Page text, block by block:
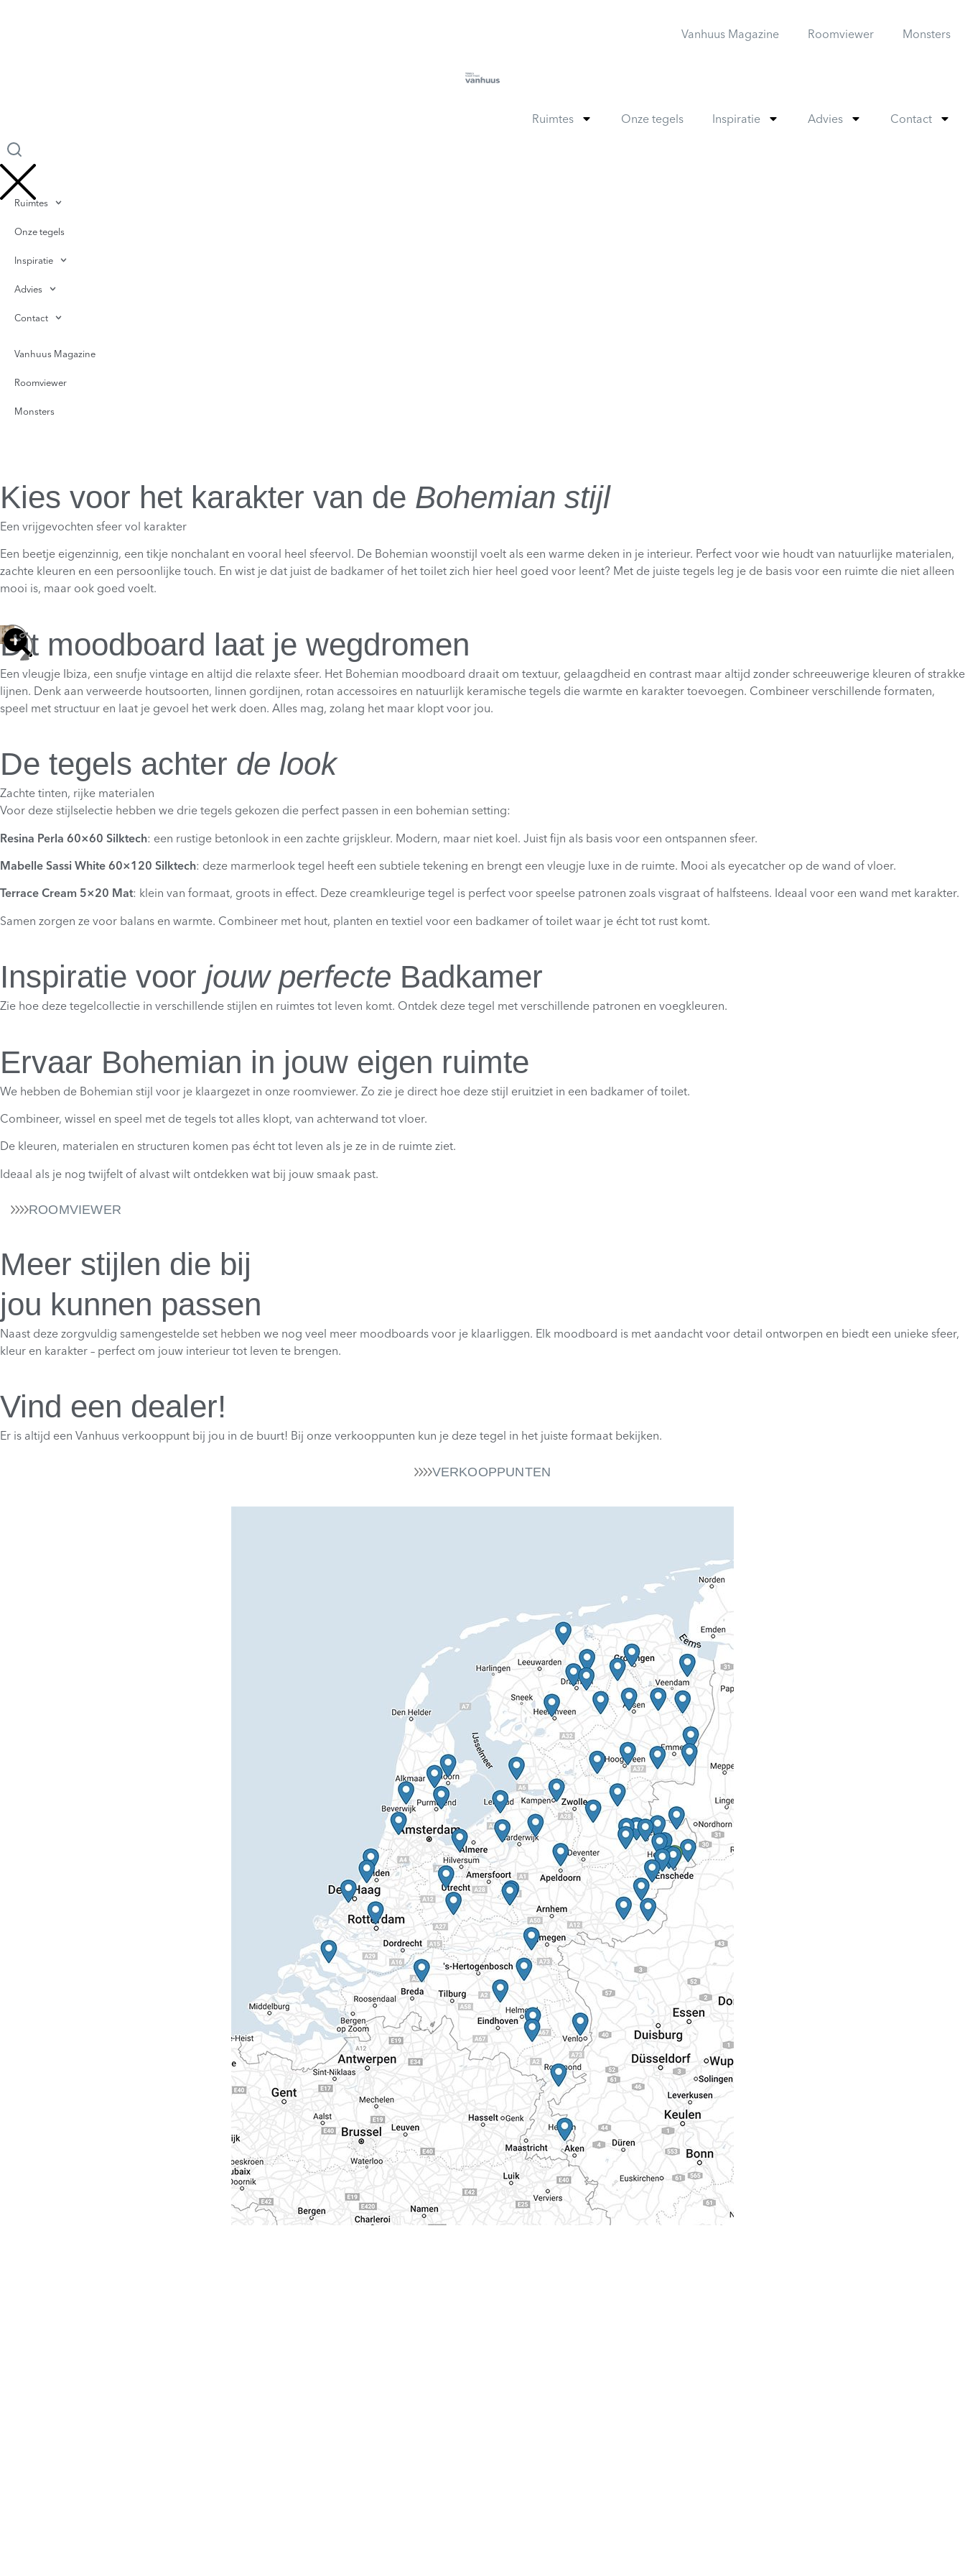
Vanhuus Magazine Roomviewer Monsters
Ruimtes Onze tegels Inspiratie Advies Contact
Ruimtes
Onze tegels
Inspiratie
Advies
Contact
Vanhuus Magazine
Roomviewer
Monsters
Kies voor het karakter van de Bohemian stijl
Een vrijgevochten sfeer vol karakter
Een beetje eigenzinnig, een tikje nonchalant en vooral heel sfeervol. De Bohemian woonstijl voelt als een warme deken in je interieur. Perfect voor wie houdt van natuurlijke materialen,
zachte kleuren en een persoonlijke touch. En wist je dat juist de badkamer of het toilet zich hier heel goed voor leent? Met de juiste tegels leg je de basis voor een ruimte die niet alleen
mooi is, maar ook goed voelt.
Dit moodboard laat je wegdromen
Een vleugje Ibiza, een snufje vintage en altijd die relaxte sfeer. Het Bohemian moodboard draait om textuur, gelaagdheid en contrast maar altijd zonder schreeuwerige kleuren of strakke
lijnen. Denk aan verweerde houtsoorten, linnen gordijnen, rotan accessoires en natuurlijk keramische tegels die warmte en karakter toevoegen. Combineer verschillende formaten,
speel met structuur en laat je gevoel het werk doen. Alles mag, zolang het maar klopt voor jou.
De tegels achter de look
Zachte tinten, rijke materialen
Voor deze stijlselectie hebben we drie tegels gekozen die perfect passen in een bohemian setting:
Resina Perla 60×60 Silktech: een rustige betonlook in een zachte grijskleur. Modern, maar niet koel. Juist fijn als basis voor een ontspannen sfeer.
Mabelle Sassi White 60×120 Silktech: deze marmerlook tegel heeft een subtiele tekening en brengt een vleugje luxe in de ruimte. Mooi als eyecatcher op de wand of vloer.
Terrace Cream 5×20 Mat: klein van formaat, groots in effect. Deze creamkleurige tegel is perfect voor speelse patronen zoals visgraat of halfsteens. Ideaal voor een wand met karakter.
Samen zorgen ze voor balans en warmte. Combineer met hout, planten en textiel voor een badkamer of toilet waar je écht tot rust komt.
Inspiratie voor jouw perfecte Badkamer
Zie hoe deze tegelcollectie in verschillende stijlen en ruimtes tot leven komt. Ontdek deze tegel met verschillende patronen en voegkleuren.
Ervaar Bohemian in jouw eigen ruimte
We hebben de Bohemian stijl voor je klaargezet in onze roomviewer. Zo zie je direct hoe deze stijl eruitziet in een badkamer of toilet.
Combineer, wissel en speel met de tegels tot alles klopt, van achterwand tot vloer.
De kleuren, materialen en structuren komen pas écht tot leven als je ze in de ruimte ziet.
Ideaal als je nog twijfelt of alvast wilt ontdekken wat bij jouw smaak past.
ROOMVIEWER
Meer stijlen die bij
jou kunnen passen
Naast deze zorgvuldig samengestelde set hebben we nog veel meer moodboards voor je klaarliggen. Elk moodboard is met aandacht voor detail ontworpen en biedt een unieke sfeer,
kleur en karakter – perfect om jouw interieur tot leven te brengen.
Vind een dealer!
Er is altijd een Vanhuus verkooppunt bij jou in de buurt! Bij onze verkooppunten kun je deze tegel in het juiste formaat bekijken.
VERKOOPPUNTEN